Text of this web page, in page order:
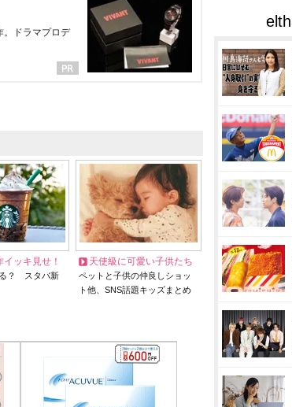
。ドラマプロデ
イッキ見せ！
？ スタバ新
天使級に可愛い子供たち
ペットと子供の仲良しショッ
ト他、SNS話題キッズまとめ